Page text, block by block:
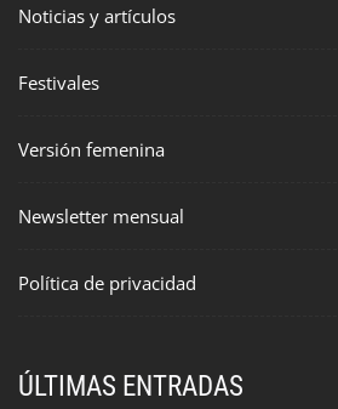
Noticias y artículos
Festivales
Versión femenina
Newsletter mensual
Política de privacidad
ÚLTIMAS ENTRADAS